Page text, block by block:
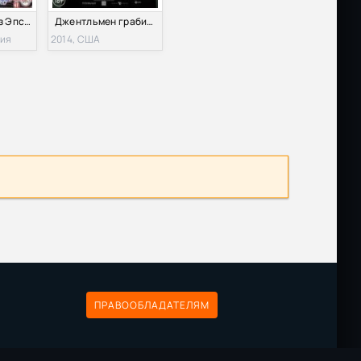
Размер: 537.15 MB
Размер: 202.72 MB Скачать
Джентльмен из Эпсома (1962)
Джентльмен грабитель (2014)
2014, США
ПРАВООБЛАДАТЕЛЯМ